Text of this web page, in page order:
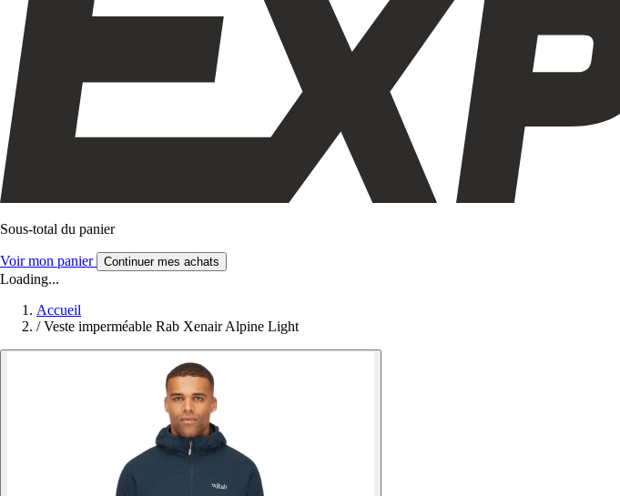
Sous-total du panier
Voir mon panier Continuer mes achats
Loading...
Accueil
/ Veste imperméable Rab Xenair Alpine Light